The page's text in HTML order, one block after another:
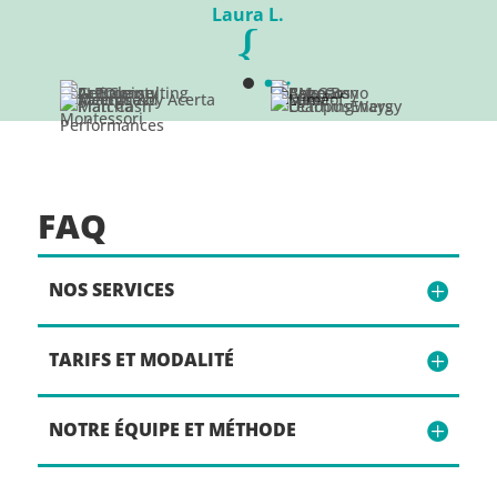
Laura L.
{
FAQ
NOS SERVICES
TARIFS ET MODALITÉ
NOTRE ÉQUIPE ET MÉTHODE